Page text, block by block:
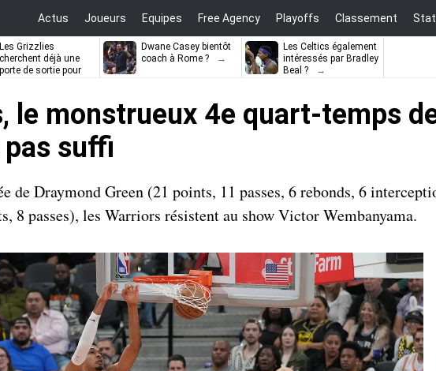
Actus Joueurs Equipes Free Agency Playoffs Classement
Les Grizzlies
cherchent déjà une
porte de sortie pour
Dwane Casey bientôt
coach à Rome ?
Les Celtics également
intéressés par Bradley
Beal ?
le monstrueux 4e quart-temps
pas suffi
de Draymond Green (21 points, 11 passes, 6 rebonds, 6
8 passes), les Warriors résistent au show Victor Wembanyama.